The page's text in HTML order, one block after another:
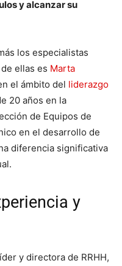
y alcanzar su
los especialistas
ellas es Marta
el ámbito del liderazgo
20 años en la
de Equipos de
en el desarrollo de
diferencia significativa
y
y directora de RRHH,